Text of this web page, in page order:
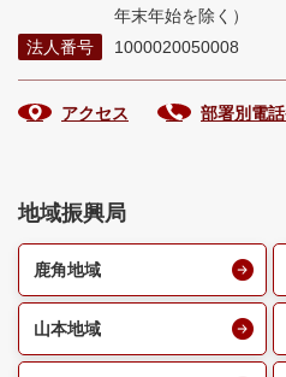
年末年始を除く）
法人番号
1000020050008
アクセス 部署別電
地域振興局
鹿角地域
山本地域